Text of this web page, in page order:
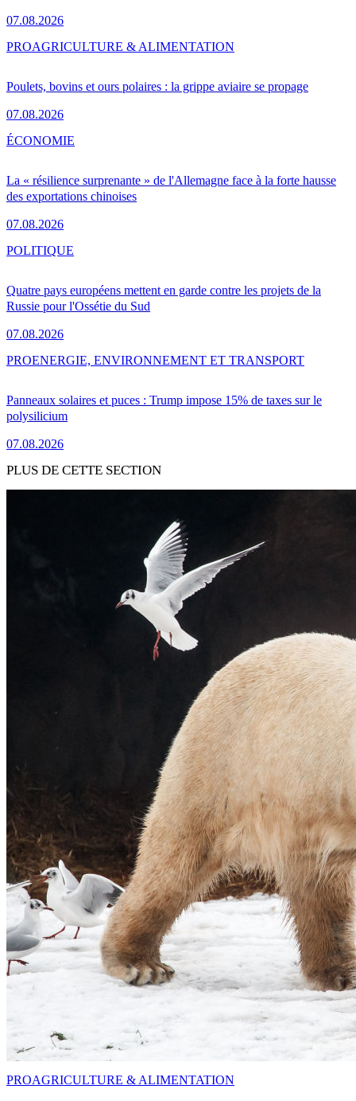
07.08.2026
Poulets, bovins et ours polaires : la grippe aviaire se propage
07.08.2026
PROAGRICULTURE & ALIMENTATION
La « résilience surprenante » de l'Allemagne face à la forte hausse
des exportations chinoises
07.08.2026
ÉCONOMIE
Quatre pays européens mettent en garde contre les projets de la
Russie pour l'Ossétie du Sud
07.08.2026
POLITIQUE
Panneaux solaires et puces : Trump impose 15% de taxes sur le
polysilicium
07.08.2026
PROENERGIE, ENVIRONNEMENT ET TRANSPORT
PLUS DE CETTE SECTION
PROAGRICULTURE & ALIMENTATION